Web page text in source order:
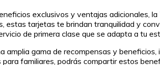
exclusivos y ventajas adicionales,
estas tarjetas te brindan tranquilidad y
de primera clase que se adapta a tu
gama de recompensas y
familiares, podrás compartir estos